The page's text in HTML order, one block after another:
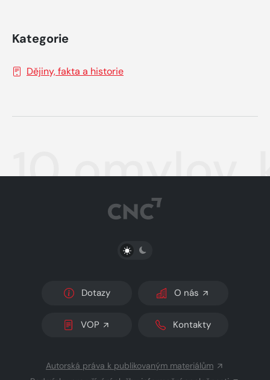
Kategorie
Dějiny, fakta a historie
10
PŘEPNOUT SVĚTLÝ/TMAVÝ REŽIM
Dotazy O nás
VOP Kontakty
Autorská práva k publikovaným materiálům